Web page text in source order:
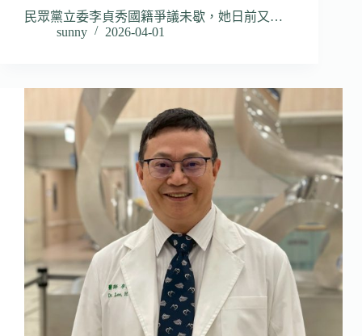
民眾黨立委李貞秀國籍爭議未歇，她日前又…
sunny
2026-04-01